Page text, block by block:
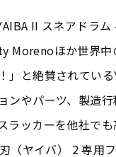
II スネアドラム
Morenoほか世界中
」と絶賛されてい
ンやパーツ、製造
ラッカーを他社で
（ヤイバ） 2 専用